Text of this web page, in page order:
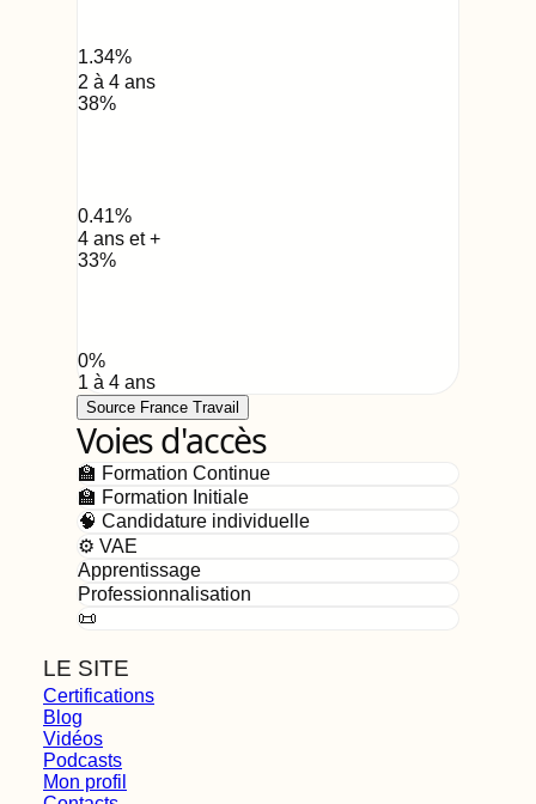
1.34%
2 à 4 ans
38%
0.41%
4 ans et +
33%
0%
1 à 4 ans
Source France Travail
Voies d'accès
🏫 Formation Continue
🏫 Formation Initiale
🧠 Candidature individuelle
⚙️ VAE
Apprentissage
Professionnalisation
📜
LE SITE
Certifications
Blog
Vidéos
Podcasts
Mon profil